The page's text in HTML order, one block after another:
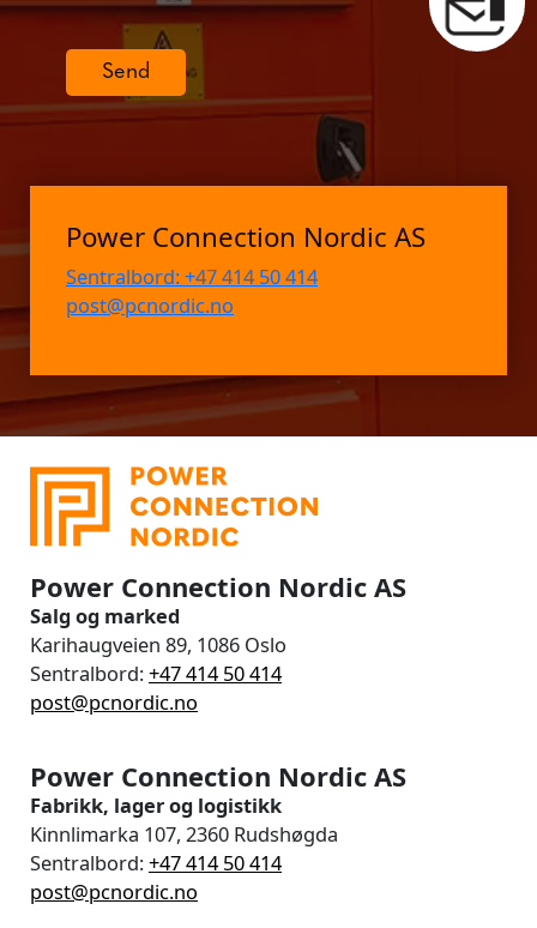
Send
Power Connection Nordic AS
Sentralbord: +47 414 50 414
post@pcnordic.no
Power Connection Nordic AS
Salg og marked
Karihaugveien 89, 1086 Oslo
Sentralbord:+47 414 50 414
post@pcnordic.no
Power Connection Nordic AS
Fabrikk, lager og logistikk
Kinnlimarka 107, 2360 Rudshøgda
Sentralbord:+47 414 50 414
post@pcnordic.no